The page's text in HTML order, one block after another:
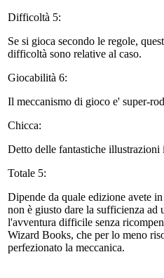
Difficoltà 5:
Se si gioca secondo le regole,
difficoltà sono relative al caso.
Giocabilità 6:
Il meccanismo di gioco e' super-
Chicca:
Detto delle fantastiche illustrazioni
Totale 5:
Dipende da quale edizione avete
non è giusto dare la sufficienza
l'avventura difficile senza
Wizard Books, che per lo meno
perfezionato la meccanica.